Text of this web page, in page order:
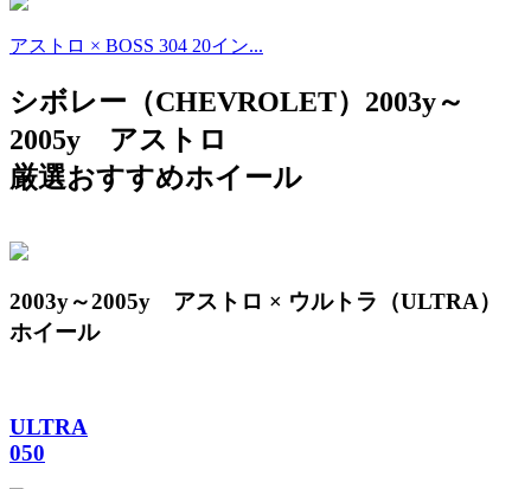
アストロ × BOSS 304 20イン...
シボレー（CHEVROLET）2003y～
2005y アストロ
厳選おすすめホイール
2003y～2005y アストロ × ウルトラ（ULTRA）
ホイール
ULTRA
050